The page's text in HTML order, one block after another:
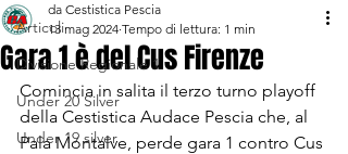
Articoli
Divisione Regionale 1
Under 20 Silver
Under 19 silver
Gara 1 è del Cus Firenze
da Cestistica Pescia
13 mag 2024 Tempo di lettura: 1 min
Comincia in salita il terzo turno playoff
della Cestistica Audace Pescia che, al
Pala Montalve, perde gara 1 contro Cus